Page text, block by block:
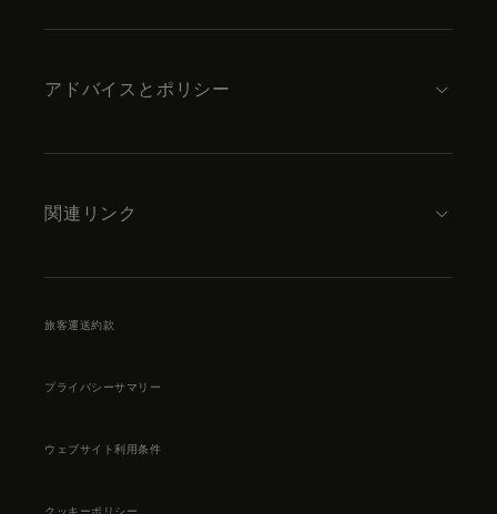
アドバイスとポリシー
関連リンク
旅客運送約款
プライバシーサマリー
ウェブサイト利用条件
クッキーポリシー